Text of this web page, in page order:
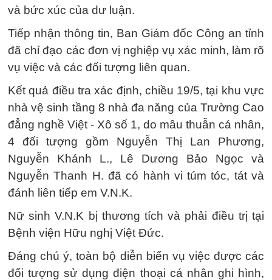
và bức xúc của dư luận.
Tiếp nhận thông tin, Ban Giám đốc Công an tỉnh
đã chỉ đạo các đơn vị nghiệp vụ xác minh, làm rõ
vụ việc và các đối tượng liên quan.
Kết quả điều tra xác định, chiều 19/5, tại khu vực
nhà vệ sinh tầng 8 nhà đa năng của Trường Cao
đẳng nghề Việt - Xô số 1, do mâu thuẫn cá nhân,
4 đối tượng gồm Nguyễn Thị Lan Phương,
Nguyễn Khánh L., Lê Dương Bảo Ngọc và
Nguyễn Thanh H. đã có hành vi túm tóc, tát và
đánh liên tiếp em V.N.K.
Nữ sinh V.N.K bị thương tích và phải điều trị tại
Bệnh viện Hữu nghị Việt Đức.
Đáng chú ý, toàn bộ diễn biến vụ việc được các
đối tượng sử dụng điện thoại cá nhân ghi hình,